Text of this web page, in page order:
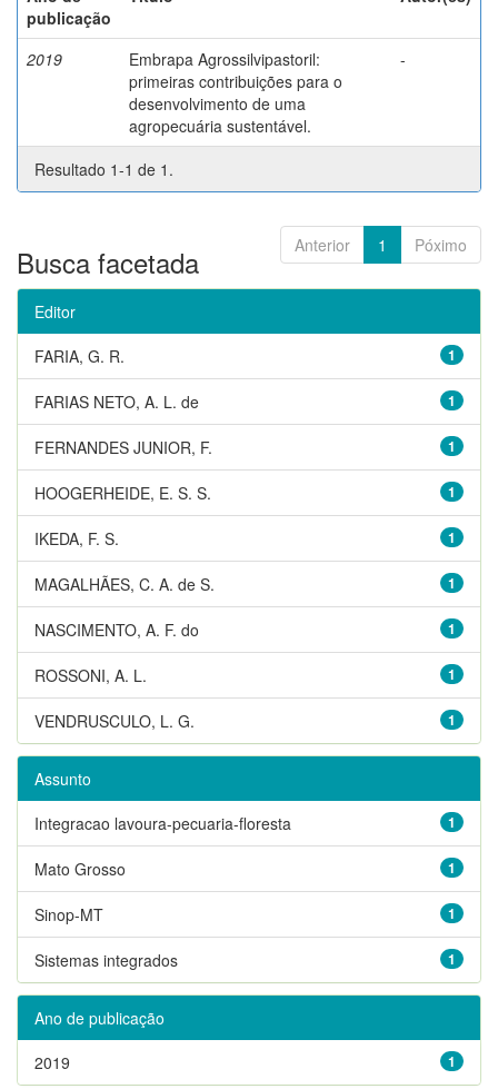
publicação
2019
Embrapa Agrossilvipastoril:
primeiras contribuições para o
desenvolvimento de uma
agropecuária sustentável.
-
Resultado 1-1 de 1.
Anterior 1 Póximo
Busca facetada
Editor
1
FARIA, G. R.
1
FARIAS NETO, A. L. de
1
FERNANDES JUNIOR, F.
1
HOOGERHEIDE, E. S. S.
1
IKEDA, F. S.
1
MAGALHÃES, C. A. de S.
1
NASCIMENTO, A. F. do
1
ROSSONI, A. L.
1
VENDRUSCULO, L. G.
Assunto
1
Integracao lavoura-pecuaria-floresta
1
Mato Grosso
1
Sinop-MT
1
Sistemas integrados
Ano de publicação
1
2019